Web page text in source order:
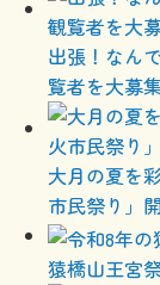
出張！なん
覧者を大募
大月の夏を
市民祭り」
猿橋山王宮